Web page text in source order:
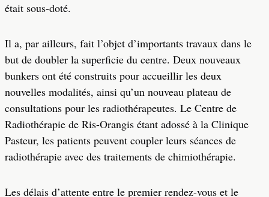
était sous-doté.
Il a, par ailleurs, fait l’objet d’importants travaux dans le
but de doubler la superficie du centre. Deux nouveaux
bunkers ont été construits pour accueillir les deux
nouvelles modalités, ainsi qu’un nouveau plateau de
consultations pour les radiothérapeutes. Le Centre de
Radiothérapie de Ris-Orangis étant adossé à la Clinique
Pasteur, les patients peuvent coupler leurs séances de
radiothérapie avec des traitements de chimiothérapie.
Les délais d’attente entre le premier rendez-vous et le